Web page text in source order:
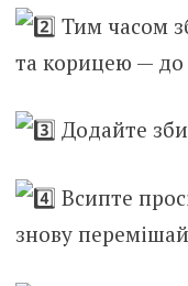
Тим часом
та корицею — до
Додайте
Всипте
знову